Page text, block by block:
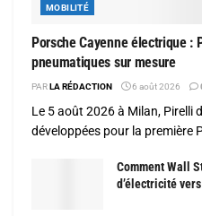
MOBILITÉ
Porsche Cayenne électrique :
pneumatiques sur mesure
PARLA RÉDACTION 6 août 2026
Le 5 août 2026 à Milan, Pirelli
développées pour la première
Comment Wall
d’électricité